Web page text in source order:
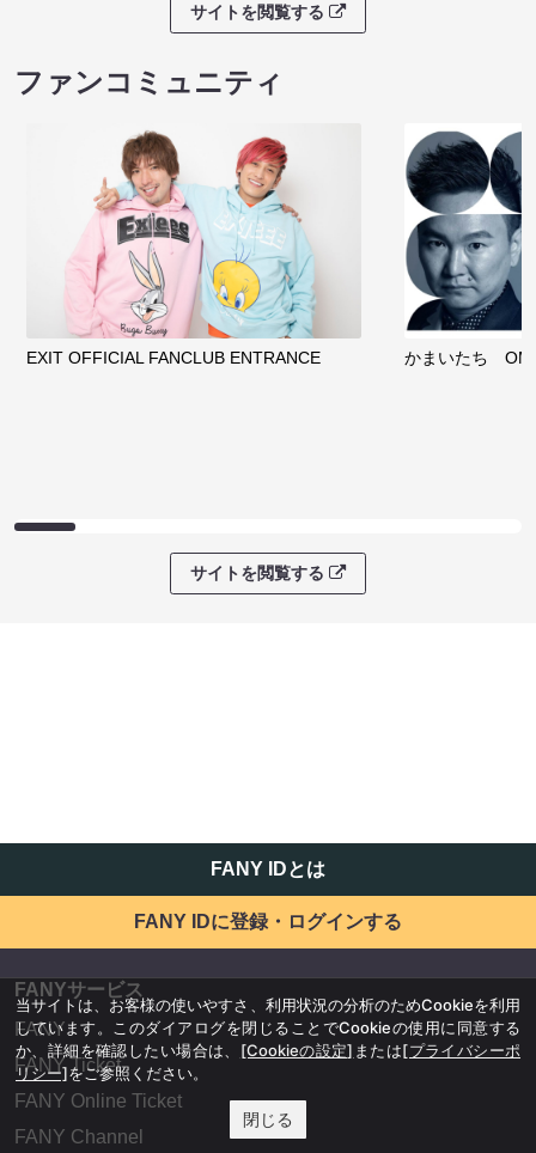
サイトを閲覧する
ファンコミュニティ
EXIT OFFICIAL FANCLUB ENTRANCE かまいたち
サイトを閲覧する
FANY IDとは
FANY IDに登録・ログインする
FANYサービス
FANY
FANY Ticket
FANY Online Ticket
FANY Channel
当サイトは、お客様の使いやすさ、利用状況の分析のためCookieを利用
しています。このダイアログを閉じることでCookieの使用に同意する
か、詳細を確認したい場合は、 [Cookieの設定] または[プライバシーポ
リシー]をご参照ください。
閉じる